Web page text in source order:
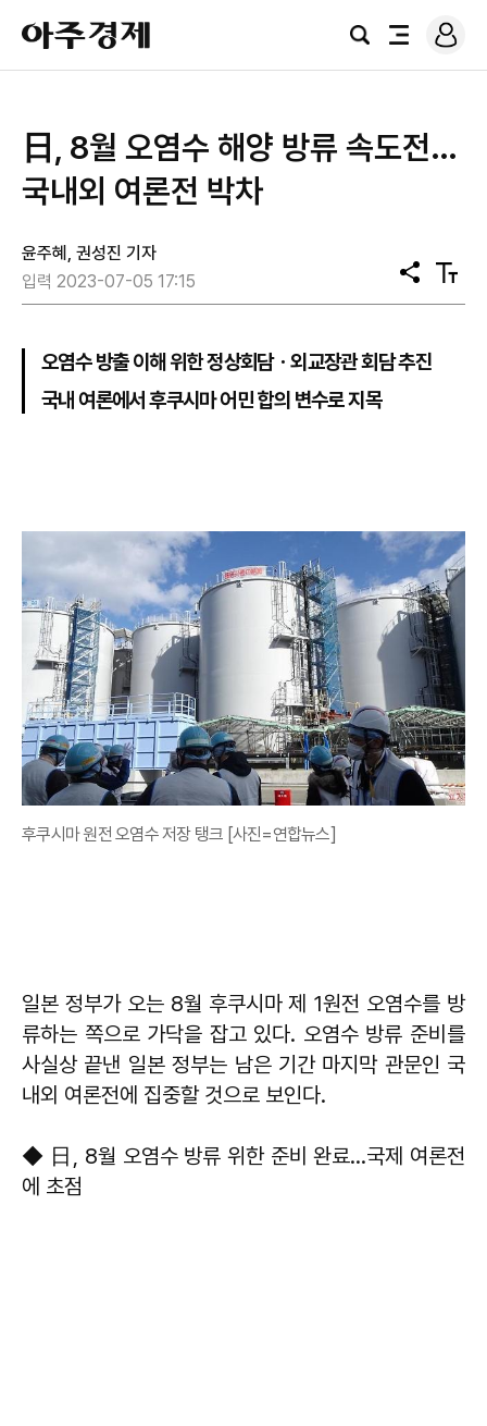
아
주
경
검
전
로
그
日, 8월 오염수 해양 방류 속도전…
국내외 여론전 박차
윤주혜, 권성진 기자
입력 2023-07-05 17:15
공
유
텍
스
오염수 방출 이해 위한 정상회담ㆍ외교장관 회담 추진
국내 여론에서 후쿠시마 어민 합의 변수로 지목
후쿠시마 원전 오염수 저장 탱크 [사진=연합뉴스]
일본 정부가 오는 8월 후쿠시마 제 1원전 오염수를 방
류하는 쪽으로 가닥을 잡고 있다. 오염수 방류 준비를
사실상 끝낸 일본 정부는 남은 기간 마지막 관문인 국
내외 여론전에 집중할 것으로 보인다.
◆ 日, 8월 오염수 방류 위한 준비 완료...국제 여론전
에 초점